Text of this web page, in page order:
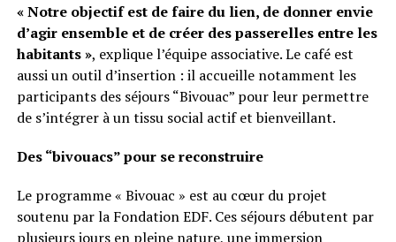
« Notre objectif est de faire du lien, de donner envie
d’agir ensemble et de créer des passerelles entre les
habitants », explique l’équipe associative. Le café est
aussi un outil d’insertion : il accueille notamment les
participants des séjours “Bivouac” pour leur permettre
de s’intégrer à un tissu social actif et bienveillant.
Des “bivouacs” pour se reconstruire
Le programme « Bivouac » est au cœur du projet
soutenu par la Fondation EDF. Ces séjours débutent par
plusieurs jours en pleine nature, une immersion